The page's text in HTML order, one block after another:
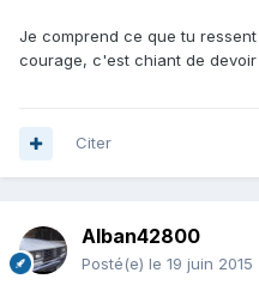
Je comprend ce que tu
courage, c'est chiant de
Citer
Alban42800
Posté(e) le 19 juin 2015